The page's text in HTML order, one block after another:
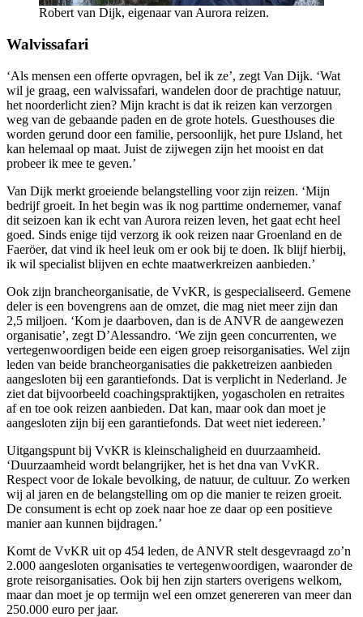
Robert van Dijk, eigenaar van Aurora reizen.
Walvissafari
‘Als mensen een offerte opvragen, bel ik ze’, zegt Van Dijk. ‘Wat
wil je graag, een walvissafari, wandelen door de prachtige natuur,
het noorderlicht zien? Mijn kracht is dat ik reizen kan verzorgen
weg van de gebaande paden en de grote hotels. Guesthouses die
worden gerund door een familie, persoonlijk, het pure IJsland, het
kan helemaal op maat. Juist de zijwegen zijn het mooist en dat
probeer ik mee te geven.’
Van Dijk merkt groeiende belangstelling voor zijn reizen. ‘Mijn
bedrijf groeit. In het begin was ik nog parttime ondernemer, vanaf
dit seizoen kan ik echt van Aurora reizen leven, het gaat echt heel
goed. Sinds enige tijd verzorg ik ook reizen naar Groenland en de
Faeröer, dat vind ik heel leuk om er ook bij te doen. Ik blijf hierbij,
ik wil specialist blijven en echte maatwerkreizen aanbieden.’
Ook zijn brancheorganisatie, de VvKR, is gespecialiseerd. Gemene
deler is een bovengrens aan de omzet, die mag niet meer zijn dan
2,5 miljoen. ‘Kom je daarboven, dan is de ANVR de aangewezen
organisatie’, zegt D’Alessandro. ‘We zijn geen concurrenten, we
vertegenwoordigen beide een eigen groep reisorganisaties. Wel zijn
leden van beide brancheorganisaties die pakketreizen aanbieden
aangesloten bij een garantiefonds. Dat is verplicht in Nederland. Je
ziet dat bijvoorbeeld coachingspraktijken, yogascholen en retraites
af en toe ook reizen aanbieden. Dat kan, maar ook dan moet je
aangesloten zijn bij een garantiefonds. Dat weet niet iedereen.’
Uitgangspunt bij VvKR is kleinschaligheid en duurzaamheid.
‘Duurzaamheid wordt belangrijker, het is het dna van VvKR.
Respect voor de lokale bevolking, de natuur, de cultuur. Zo werken
wij al jaren en de belangstelling om op die manier te reizen groeit.
De consument is echt op zoek naar hoe ze daar op een positieve
manier aan kunnen bijdragen.’
Komt de VvKR uit op 454 leden, de ANVR stelt desgevraagd zo’n
2.000 aangesloten organisaties te vertegenwoordigen, waaronder de
grote reisorganisaties. Ook bij hen zijn starters overigens welkom,
maar dan moet je op termijn wel een omzet genereren van meer dan
250.000 euro per jaar.